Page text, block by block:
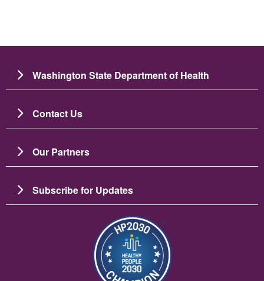
Washington State Department of Health
Contact Us
Our Partners
Subscribe for Updates
Изображение